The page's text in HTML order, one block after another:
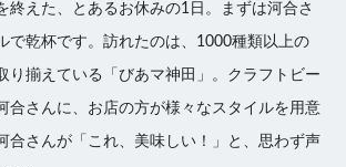
終えた、とあるお休みの1日。まずは河合さ
で乾杯です。訪れたのは、1000種類以上の
り揃えている「びあマ神田」。クラフトビー
合さんに、お店の方が様々なスタイルを用意
合さんが「これ、美味しい！」と、思わず声